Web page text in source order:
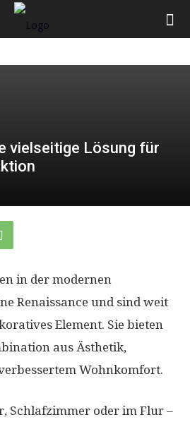
vielseitige Lösung für
in der modernen
Renaissance und sind weit
Element. Sie bieten
aus Ästhetik,
Wohnkomfort.
Schlafzimmer oder im Flur –